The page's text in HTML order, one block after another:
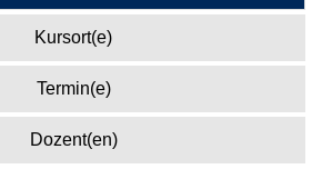
Kursort(e)
Termin(e)
Dozent(en)